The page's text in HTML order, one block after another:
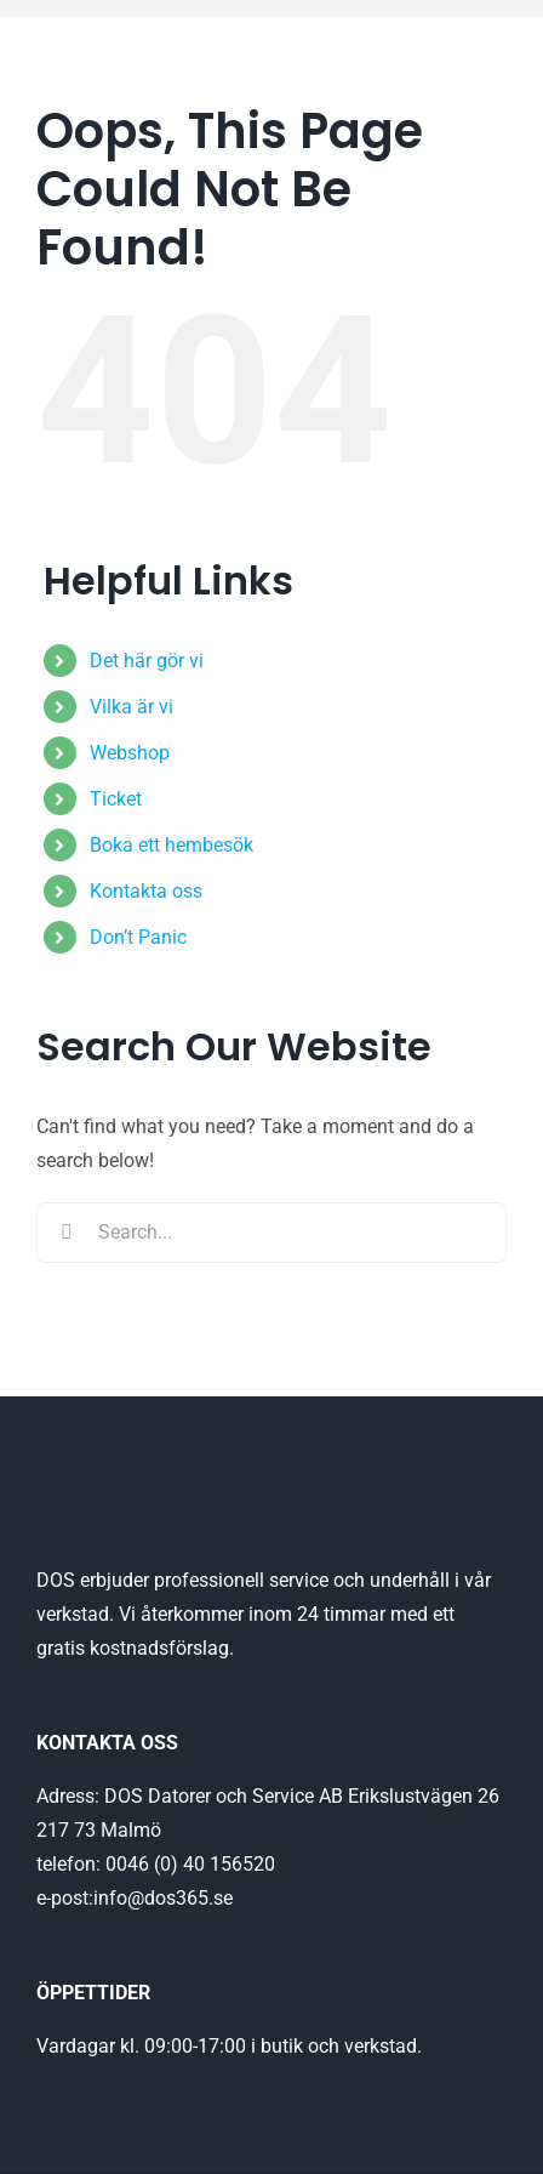
Oops, This Page
Could Not Be
Found!
Helpful Links
Det här gör vi
Vilka är vi
Webshop
Ticket
Boka ett hembesök
Kontakta oss
Don’t Panic
Search Our Website
Can't find what you need? Take a moment and do a
search below!
DOS erbjuder professionell service och underhåll i vår
verkstad. Vi återkommer inom 24 timmar med ett
gratis kostnadsförslag.
KONTAKTA OSS
Adress: DOS Datorer och Service AB Erikslustvägen 26
217 73 Malmö
telefon: 0046 (0) 40 156520
e-post:info@dos365.se
ÖPPETTIDER
Vardagar kl. 09:00-17:00 i butik och verkstad.